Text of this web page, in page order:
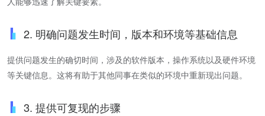
2. 明确问题发生时间，版本和环境等基础信息
提供问题发生的确切时间，涉及的软件版本，操作系统以及硬件环境
等关键信息。这将有助于其他同事在类似的环境中重新现出问题。
3. 提供可复现的步骤